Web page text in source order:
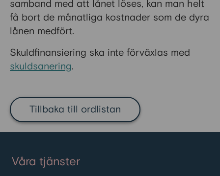
samband med att lånet löses, kan man helt
få bort de månatliga kostnader som de dyra
lånen medfört.
Skuldfinansiering ska inte förväxlas med
skuldsanering.
Tillbaka till ordlistan
Våra tjänster